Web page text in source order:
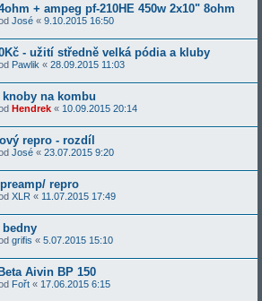
+ ampeg pf-210HE 450w 2x10" 8ohm
José « 9.10.2015 16:50
- užití středně velká pódia a kluby
Pawlik « 28.09.2015 11:03
na kombu
Hendrek « 10.09.2015 20:14
repro - rozdíl
José « 23.07.2015 9:20
repro
XLR « 11.07.2015 17:49
bedny
grifis « 5.07.2015 15:10
Aivin BP 150
Fořt « 17.06.2015 6:15